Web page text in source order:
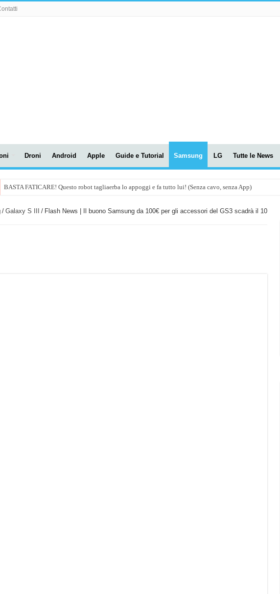
Droni Android Apple Guide e Tutorial Samsung LG Tutte le News
BASTA FATICARE! Questo robot tagliaerba lo appoggi e fa tutto lui! (Senza cavo, senza App)
/ Galaxy S III / Flash News | Il buono Samsung da 100€ per gli accessori del GS3 scadrà il 10